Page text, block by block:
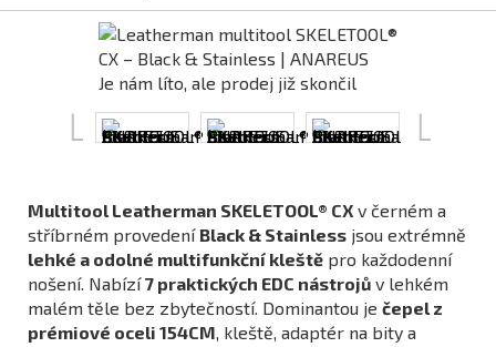
Je nám líto, ale prodej již skončil
Multitool Leatherman SKELETOOL® CX v černém a
stříbrném provedeníBlack & Stainless jsou extrémně
lehké a odolné multifunkční kleště pro každodenní
nošení. Nabízí7 praktických EDC nástrojů v lehkém
malém těle bez zbytečností. Dominantou je čepel z
prémiové oceli 154CM, kleště, adaptér na bity a